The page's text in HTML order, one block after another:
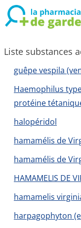
Liste substances
guêpe vespila
Haemophilus
protéine
halopéridol
hamamélis de
hamamélis de
HAMAMELIS DE
hamamelis
harpagophyton